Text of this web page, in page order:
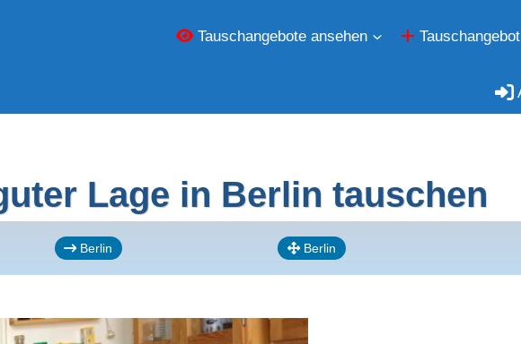
Tauschangebote ansehen
Lage in Berlin tauschen
Berlin Berlin